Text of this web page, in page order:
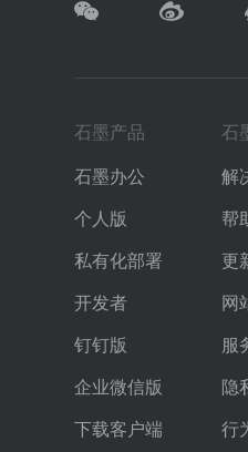
石墨产品
石墨办公
个人版
私有化部署
开发者
钉钉版
企业微信版
下载客户端
石
解
帮
更
网
服
隐
行